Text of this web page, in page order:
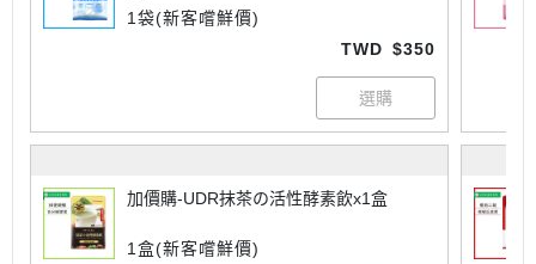
1袋(新客嚐鮮價)
TWD $350
加價購-UDR抹茶の活性酵素飲x1盒
1盒(新客嚐鮮價)